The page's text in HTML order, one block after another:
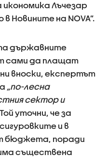
Лъчезар
Новините на NOVA”.
държавните
сами да плащат
вноски, експертът
„по-лесна
сектор и
уточни, че за
и в
бюджета, поради
съществена